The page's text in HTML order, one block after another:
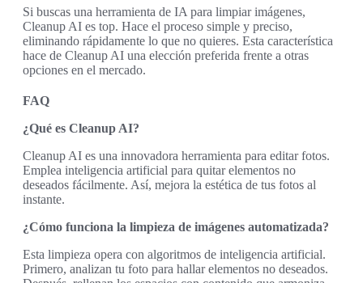
Si buscas una herramienta de IA para limpiar imágenes,
Cleanup AI es top. Hace el proceso simple y preciso,
eliminando rápidamente lo que no quieres. Esta característica
hace de Cleanup AI una elección preferida frente a otras
opciones en el mercado.
FAQ
¿Qué es Cleanup AI?
Cleanup AI es una innovadora herramienta para editar fotos.
Emplea inteligencia artificial para quitar elementos no
deseados fácilmente. Así, mejora la estética de tus fotos al
instante.
¿Cómo funciona la limpieza de imágenes automatizada?
Esta limpieza opera con algoritmos de inteligencia artificial.
Primero, analizan tu foto para hallar elementos no deseados.